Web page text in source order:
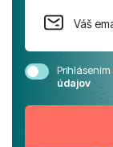
údajov